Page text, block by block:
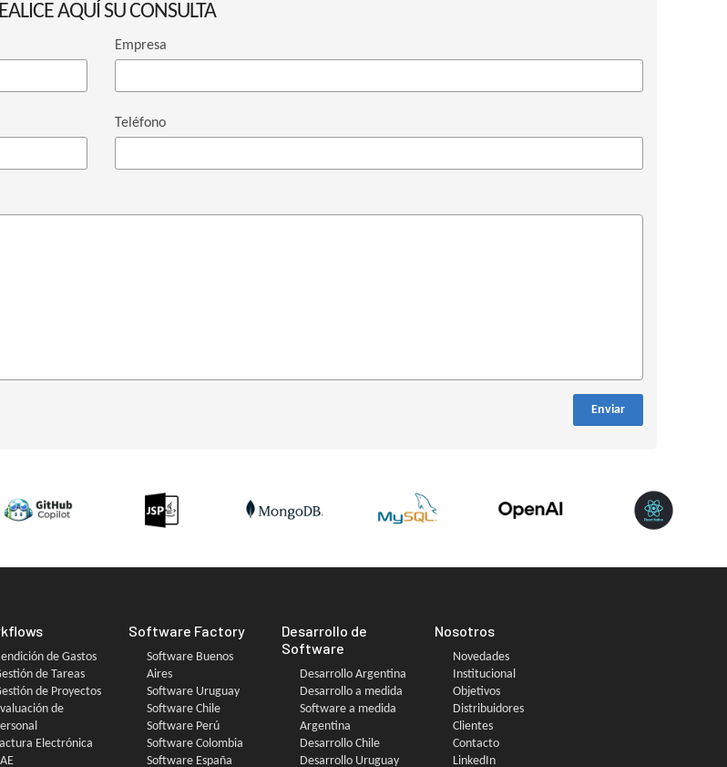
AQUÍ SU CONSULTA
Empresa
Teléfono
Enviar
de Gastos
de Tareas
de Proyectos
de
Electrónica
Software Factory
Software Buenos
Aires
Software Uruguay
Software Chile
Software Perú
Software Colombia
Software España
Desarrollo de
Software
Desarrollo Argentina
Desarrollo a medida
Software a medida
Argentina
Desarrollo Chile
Desarrollo Uruguay
Nosotros
Novedades
Institucional
Objetivos
Distribuidores
Clientes
Contacto
LinkedIn